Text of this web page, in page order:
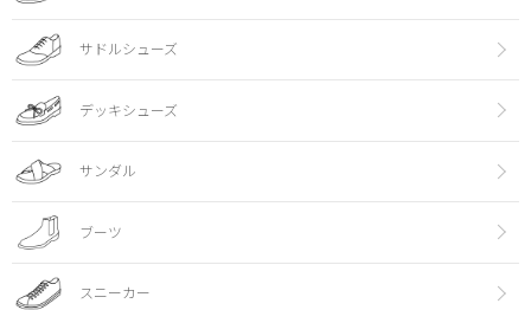
サドルシューズ
デッキシューズ
サンダル
ブーツ
スニーカー